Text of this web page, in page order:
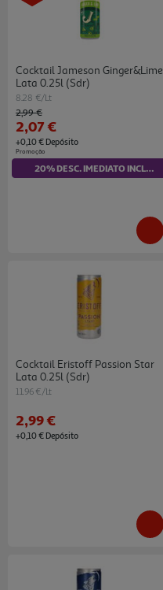
Cocktail Jameson Ginger&lime
Lata 0.25l (sdr)
8.28 €/Lt
Price reduced from
2,99 €to
2,07 €
+0,10 € Depósito
Promoção
20% DESC. IMEDIATO INCLUÍDO
Cocktail Eristoff Passion Star
Lata 0.25l (sdr)
11.96 €/Lt
2,99 €
+0,10 € Depósito